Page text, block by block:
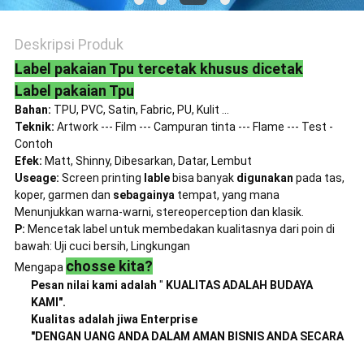
Deskripsi Produk
Label pakaian Tpu tercetak khusus dicetak
Label pakaian Tpu
Bahan: TPU, PVC, Satin, Fabric, PU, ​​Kulit ...
Teknik: Artwork --- Film --- Campuran tinta --- Flame --- Test -
Contoh
Efek: Matt, Shinny, Dibesarkan, Datar, Lembut
Useage: Screen printing lablebisa banyak digunakan pada tas,
koper, garmen dan sebagainyatempat, yang mana
Menunjukkan warna-warni, stereoperception dan klasik.
P: Mencetak label untuk membedakan kualitasnya dari poin di
bawah: Uji cuci bersih, Lingkungan
Mengapa chosse kita?
Pesan nilai kami adalah " KUALITAS ADALAH BUDAYA
KAMI".
Kualitas adalah jiwa Enterprise
"DENGAN UANG ANDA DALAM AMAN BISNIS ANDA SECARA